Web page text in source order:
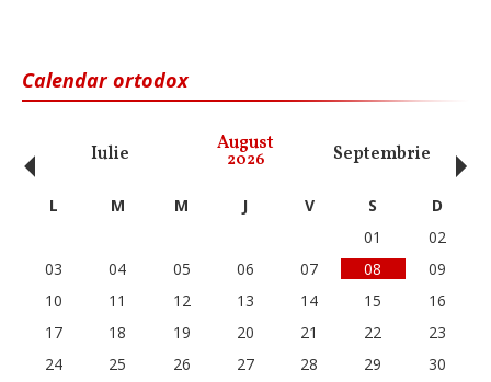
Calendar ortodox
Iulie August
2026 Septembrie
‹ L M M J V S
D
01
02
03
04 05 06 07 08
09
10
11 12 13 14 15
16
17
18 19 20 21 22
23
24
25 26 27 28 29
30